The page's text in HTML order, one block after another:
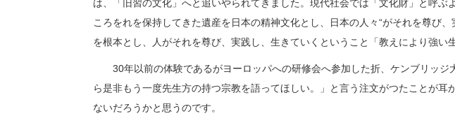
は、「旧習の文化」へと追いやられてきました。現代社会では「文化財」と呼
ころをれを保持してきた遺産を日本の精神文化とし、日本の人々“がそれを尊び
を根本とし、人がそれを尊び、実践し、生きていくということ「教えにより強い
30年以前の体験であるがヨーロッパへの研修会へ参加した折、ケンブリッジ
ら是非もう一度先生方の持つ宗教を語ってほしい。」と言う注文がつたことが
ないだろうかと思うのです。